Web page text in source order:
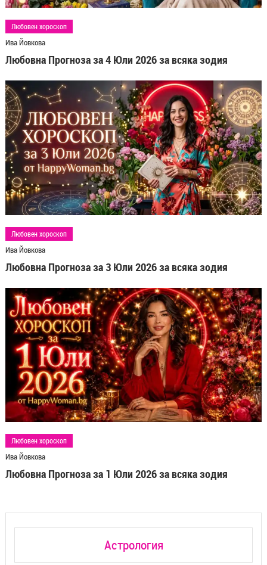
Любовен хороскоп
Ива Йовкова
Любовна Прогноза за 4 Юли 2026 за всяка зодия
Любовен хороскоп
Ива Йовкова
Любовна Прогноза за 3 Юли 2026 за всяка зодия
Любовен хороскоп
Ива Йовкова
Любовна Прогноза за 1 Юли 2026 за всяка зодия
Астрология